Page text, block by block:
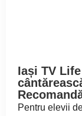
Iași TV
Pentru elevii